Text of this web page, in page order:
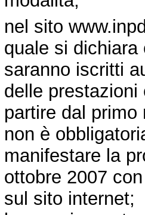
nel sito
quale si
saranno iscritti
delle
partire dal
non è
manifestare la
ottobre 2007
sul sito internet;